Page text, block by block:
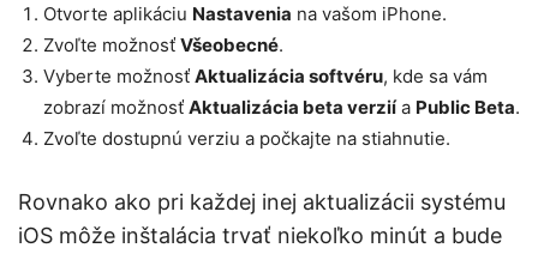
Otvorte aplikáciu Nastavenia na vašom iPhone.
Zvoľte možnosť Všeobecné.
Vyberte možnosť Aktualizácia softvéru, kde sa vám
zobrazí možnosť Aktualizácia beta verziía Public Beta.
Zvoľte dostupnú verziu a počkajte na stiahnutie.
Rovnako ako pri každej inej aktualizácii systému
iOS môže inštalácia trvať niekoľko minút a bude